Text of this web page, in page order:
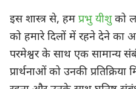
इस शास्त्र से, हम प्रभु यीशुको
को हमारे दिलों में रहने देने का
परमेश्वर के साथ एक सामान्य
प्रार्थनाओं को उनकी